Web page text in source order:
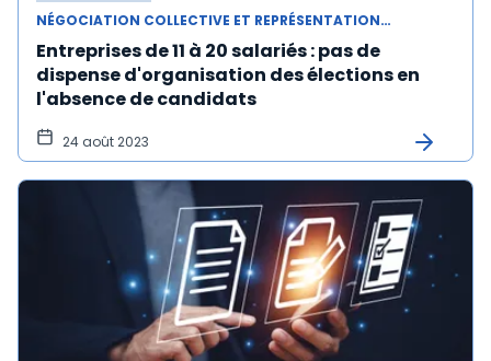
NÉGOCIATION COLLECTIVE ET REPRÉSENTATION DU PERSONNEL
Entreprises de 11 à 20 salariés : pas de
dispense d'organisation des élections en
l'absence de candidats
24 août 2023